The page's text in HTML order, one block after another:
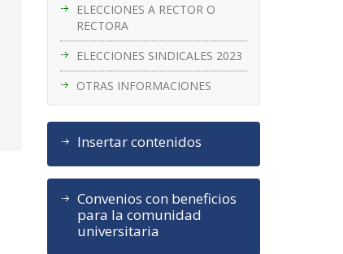
ELECCIONES A RECTOR O
RECTORA
ELECCIONES SINDICALES 2023
OTRAS INFORMACIONES
Insertar contenidos
Convenios con beneficios
para la comunidad
universitaria